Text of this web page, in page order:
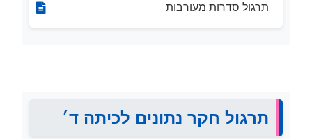
תרגול סדרות מעורבות
תרגול חקר נתונים לכיתה ד׳